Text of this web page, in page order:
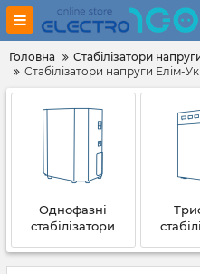
Головна
Стабілізатори
Стабілізатори напруги Елім-
Однофазні
стабілізатори